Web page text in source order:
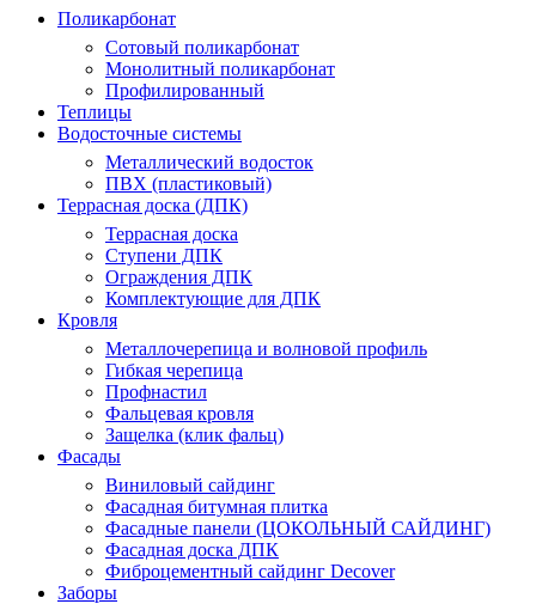
Поликарбонат
Сотовый поликарбонат
Монолитный поликарбонат
Профилированный
Теплицы
Водосточные системы
Металлический водосток
ПВХ (пластиковый)
Террасная доска (ДПК)
Террасная доска
Ступени ДПК
Ограждения ДПК
Комплектующие для ДПК
Кровля
Металлочерепица и волновой профиль
Гибкая черепица
Профнастил
Фальцевая кровля
Защелка (клик фальц)
Фасады
Виниловый сайдинг
Фасадная битумная плитка
Фасадные панели (ЦОКОЛЬНЫЙ САЙДИНГ)
Фасадная доска ДПК
Фиброцементный сайдинг Decover
Заборы